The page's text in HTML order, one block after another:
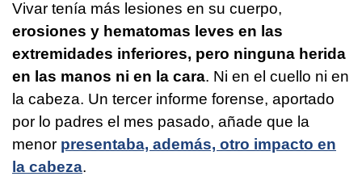
Vivar tenía más lesiones en su cuerpo,
erosiones y hematomas leves en las
extremidades inferiores, pero ninguna herida
en las manos ni en la cara. Ni en el cuello ni en
la cabeza. Un tercer informe forense, aportado
por lo padres el mes pasado, añade que la
menor presentaba, además, otro impacto en
la cabeza.